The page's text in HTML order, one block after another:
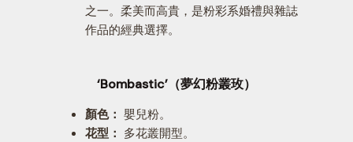
之一。柔美而高貴，是粉彩系婚禮與雜誌
作品的經典選擇。
‘Bombastic’（夢幻粉叢玫）
顏色： 嬰兒粉。
花型： 多花叢開型。